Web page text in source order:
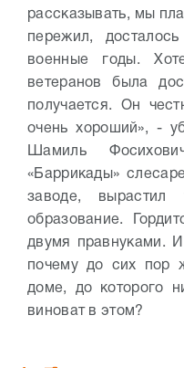
рассказывать, мы
пережил,
военные годы.
ветеранов была
получается. Он
очень хороший», -
Шамиль
«Баррикады»
заводе,
образование.
двумя правнуками. И
почему до сих пор
доме, до которого
виноват в этом?